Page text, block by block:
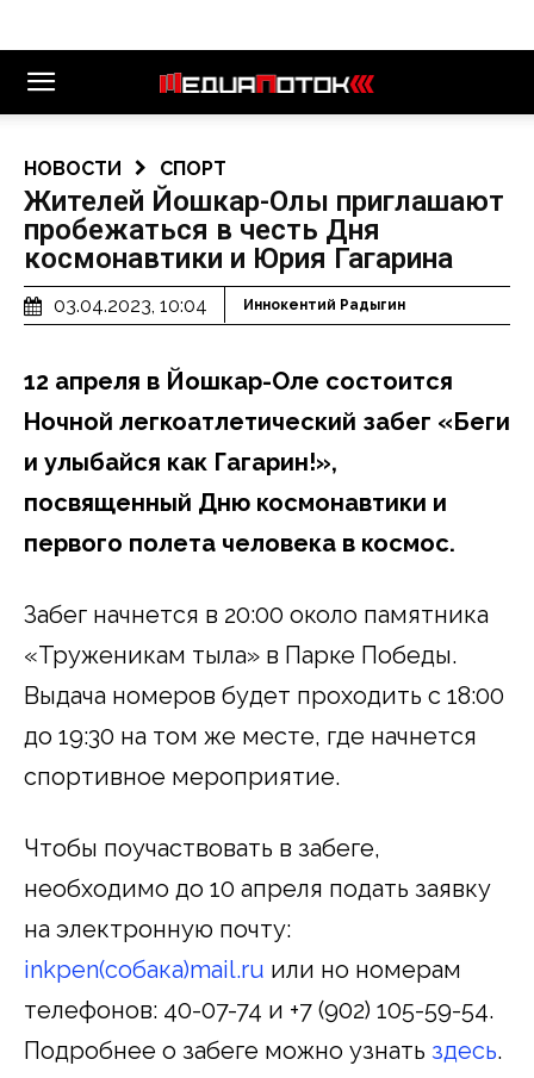
НОВОСТИ СПОРТ
Жителей Йошкар-Олы приглашают
пробежаться в честь Дня
космонавтики и Юрия Гагарина
03.04.2023, 10:04 Иннокентий Радыгин
12 апреля в Йошкар-Оле состоится
Ночной легкоатлетический забег «Беги
и улыбайся как Гагарин!»,
посвященный Дню космонавтики и
первого полета человека в космос.
Забег начнется в 20:00 около памятника
«Труженикам тыла» в Парке Победы.
Выдача номеров будет проходить с 18:00
до 19:30 на том же месте, где начнется
спортивное мероприятие.
Чтобы поучаствовать в забеге,
необходимо до 10 апреля подать заявку
на электронную почту:
inkpen(собака)mail.ru или но номерам
телефонов: 40-07-74 и +7 (902) 105-59-54.
Подробнее о забеге можно узнать здесь.